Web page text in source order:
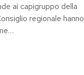
ai capigruppo della
regionale hanno